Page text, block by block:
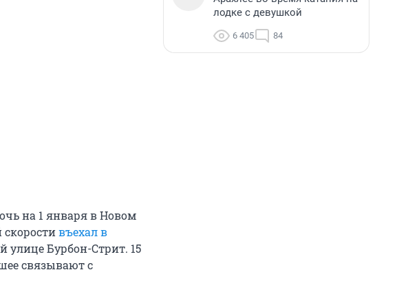
на 1 января в Новом
въехал в
улице Бурбон-Стрит. 15
связывают с
лодке с девушкой
6 405 84